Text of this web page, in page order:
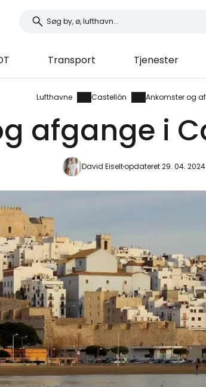
Transport Tjenester
Lufthavne Castellón Ankomster og
afgange i
David Eiseltopdateret 29. 04. 2024